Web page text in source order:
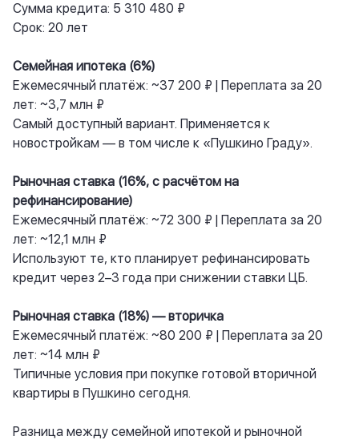
Сумма кредита: 5 310 480 ₽
Срок: 20 лет
Семейная ипотека (6%)
Ежемесячный платёж: ~37 200 ₽ | Переплата за 20
лет: ~3,7 млн ₽
Самый доступный вариант. Применяется к
новостройкам — в том числе к «Пушкино Граду».
Рыночная ставка (16%, с расчётом на
рефинансирование)
Ежемесячный платёж: ~72 300 ₽ | Переплата за 20
лет: ~12,1 млн ₽
Используют те, кто планирует рефинансировать
кредит через 2–3 года при снижении ставки ЦБ.
Рыночная ставка (18%) — вторичка
Ежемесячный платёж: ~80 200 ₽ | Переплата за 20
лет: ~14 млн ₽
Типичные условия при покупке готовой вторичной
квартиры в Пушкино сегодня.
Разница между семейной ипотекой и рыночной